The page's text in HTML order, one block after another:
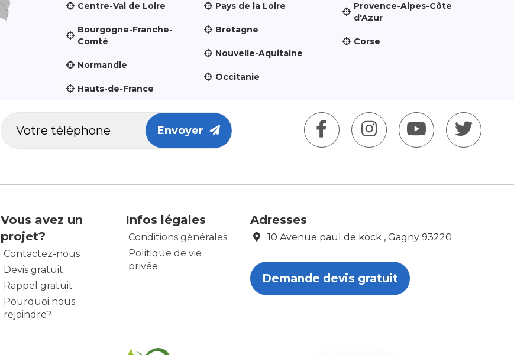
Centre-Val de Loire
Bourgogne-Franche-
Comté
Normandie
Hauts-de-France
Pays de la Loire
Bretagne
Nouvelle-Aquitaine
Occitanie
Provence-Alpes-Côte
d'Azur
Corse
Envoyer
Vous avez un
projet?
Contactez-nous
Devis gratuit
Rappel gratuit
Pourquoi nous
rejoindre?
Infos légales
Conditions générales
Politique de vie
privée
Adresses
10 Avenue paul de kock , Gagny 93220
Demande devis gratuit